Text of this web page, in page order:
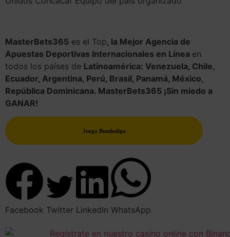
MasterBets365 es el Top, la Mejor Agencia de
Apuestas Deportivas Internacionales en Línea en
todos los países de Latinoamérica: Venezuela, Chile,
Ecuador, Argentina, Perú, Brasil, Panamá, México,
República Dominicana. MasterBets365 ¡Sin miedo a
GANAR!
Juega Bundesliga
Facebook Twitter LinkedIn WhatsApp